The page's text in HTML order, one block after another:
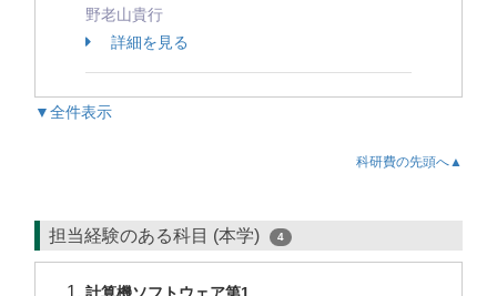
野老山貴行
詳細を見る
▼全件表示
科研費の先頭へ▲
担当経験のある科目 (本学) 4